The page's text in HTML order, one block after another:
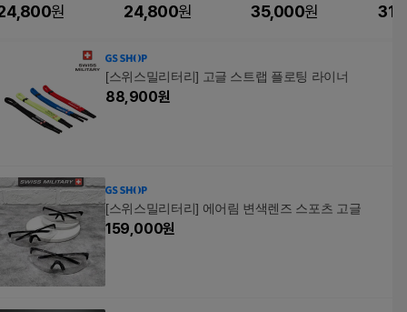
레임 + 스모크편광렌
원
프레임 + 스모그편광, 1
24,800원
자외선 차단 TR90 변
35,000원
크렌
[스위스밀리터리] 고글 스트랩 플로팅 라이너
88,900원
[스위스밀리터리] 에어림 변색렌즈 스포츠 고글
159,000원